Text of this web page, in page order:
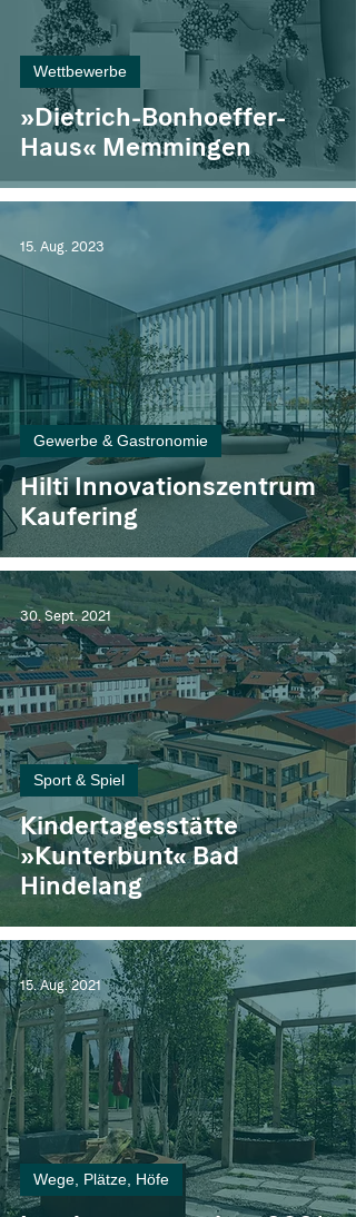
»Dietrich-Bonhoeffer-
Haus« Memmingen
Wettbewerbe
Hilti Innovationszentrum
Kaufering
Gewerbe & Gastronomie
15. Aug. 2023
Kindertagesstätte
»Kunterbunt« Bad
Hindelang
Sport & Spiel
30. Sept. 2021
Wege, Plätze, Höfe
15. Aug. 2021